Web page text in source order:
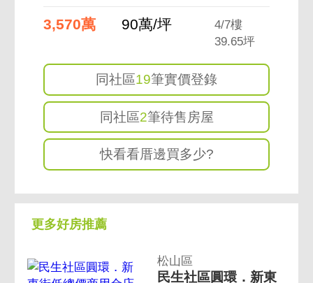
3,570萬 90萬/坪
4/7樓
39.65坪
同社區19筆實價登錄
同社區2筆待售房屋
快看看厝邊買多少?
更多好房推薦
松山區
民生社區圓環．新東